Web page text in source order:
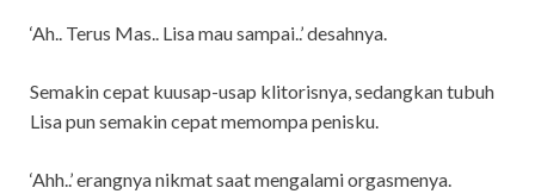
‘Ah.. Terus Mas.. Lisa mau sampai..’ desahnya.
Semakin cepat kuusap-usap klitorisnya, sedangkan tubuh
Lisa pun semakin cepat memompa penisku.
‘Ahh..’ erangnya nikmat saat mengalami orgasmenya.